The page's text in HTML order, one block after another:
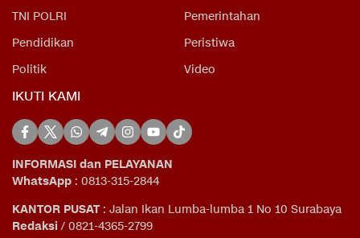
TNI POLRI
Pemerintahan
Pendidikan
Peristiwa
Politik
Video
IKUTI KAMI
INFORMASI dan PELAYANAN
WhatsApp : 0813-315-2844
KANTOR PUSAT: Jalan Ikan Lumba-lumba 1 No 10 Surabaya
Redaksi / 0821-4365-2799